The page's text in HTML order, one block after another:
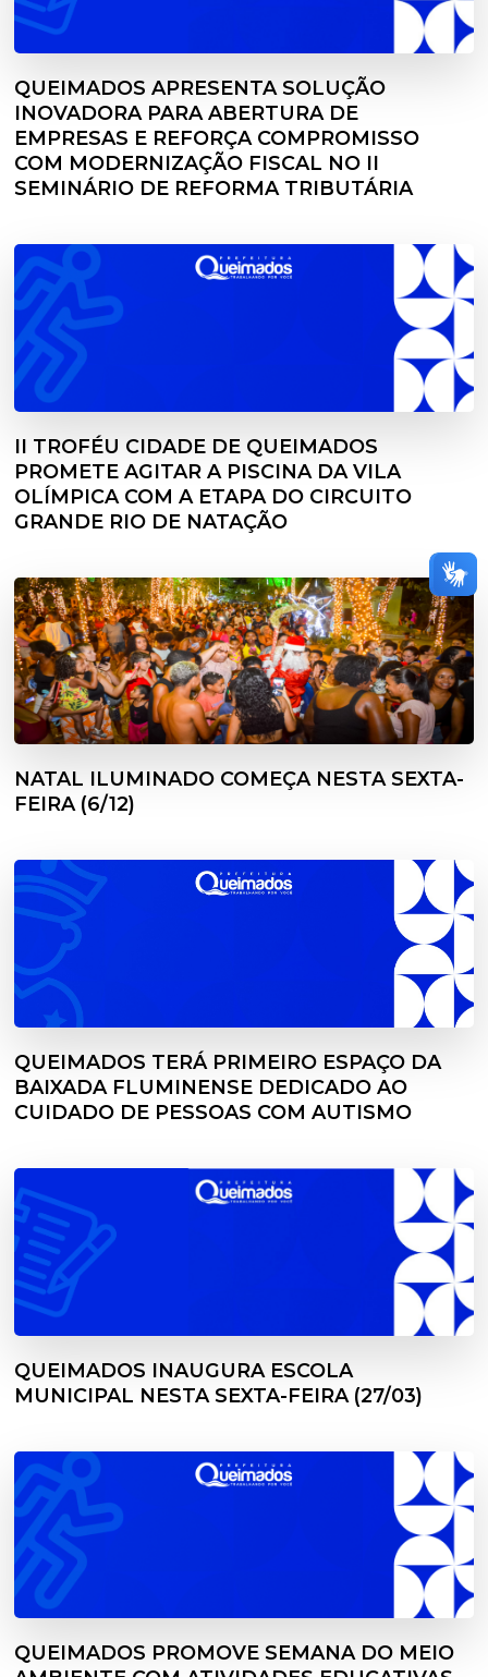
QUEIMADOS APRESENTA SOLUÇÃO
INOVADORA PARA ABERTURA DE
EMPRESAS E REFORÇA COMPROMISSO
COM MODERNIZAÇÃO FISCAL NO II
SEMINÁRIO DE REFORMA TRIBUTÁRIA
II TROFÉU CIDADE DE QUEIMADOS
PROMETE AGITAR A PISCINA DA VILA
OLÍMPICA COM A ETAPA DO CIRCUITO
GRANDE RIO DE NATAÇÃO
NATAL ILUMINADO COMEÇA NESTA SEXTA-
FEIRA (6/12)
QUEIMADOS TERÁ PRIMEIRO ESPAÇO DA
BAIXADA FLUMINENSE DEDICADO AO
CUIDADO DE PESSOAS COM AUTISMO
QUEIMADOS INAUGURA ESCOLA
MUNICIPAL NESTA SEXTA-FEIRA (27/03)
QUEIMADOS PROMOVE SEMANA DO MEIO